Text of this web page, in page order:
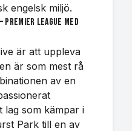
engelsk miljö.
League med
är att uppleva
är som mest rå
av en
lag som kämpar i
Park till en av